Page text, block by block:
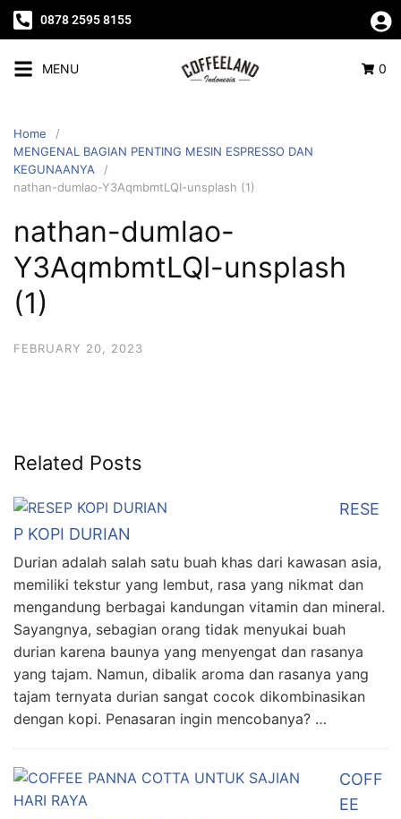
0878 2595 8155
MENU 0
Home
MENGENAL BAGIAN PENTING MESIN ESPRESSO DAN
KEGUNAANYA
nathan-dumlao-Y3AqmbmtLQI-unsplash (1)
nathan-dumlao-
Y3AqmbmtLQI-unsplash
(1)
FEBRUARY 20, 2023
Related Posts
RESE
P KOPI DURIAN
Durian adalah salah satu buah khas dari kawasan asia,
memiliki tekstur yang lembut, rasa yang nikmat dan
mengandung berbagai kandungan vitamin dan mineral.
Sayangnya, sebagian orang tidak menyukai buah
durian karena baunya yang menyengat dan rasanya
yang tajam. Namun, dibalik aroma dan rasanya yang
tajam ternyata durian sangat cocok dikombinasikan
dengan kopi. Penasaran ingin mencobanya? …
COFF
EE